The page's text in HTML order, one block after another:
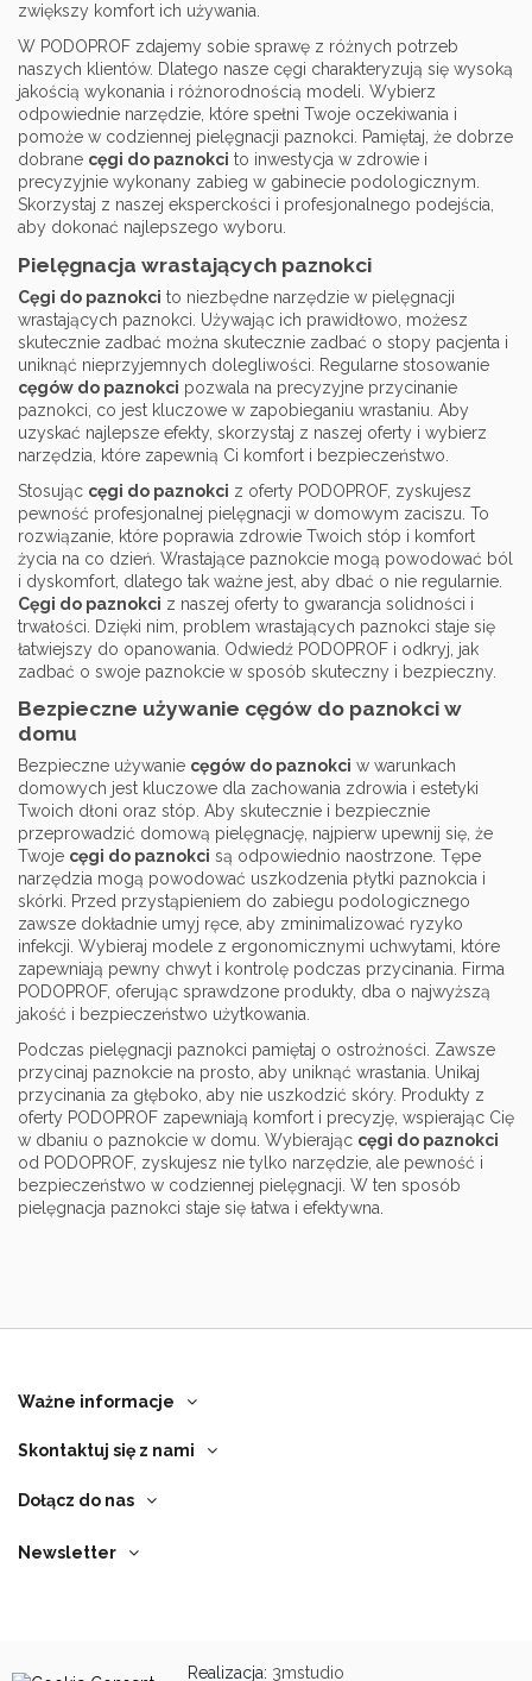
zwiększy komfort ich używania.
W PODOPROF zdajemy sobie sprawę z różnych potrzeb
naszych klientów. Dlatego nasze cęgi charakteryzują się wysoką
jakością wykonania i różnorodnością modeli. Wybierz
odpowiednie narzędzie, które spełni Twoje oczekiwania i
pomoże w codziennej pielęgnacji paznokci. Pamiętaj, że dobrze
dobrane cęgi do paznokci to inwestycja w zdrowie i
precyzyjnie wykonany zabieg w gabinecie podologicznym.
Skorzystaj z naszej eksperckości i profesjonalnego podejścia,
aby dokonać najlepszego wyboru.
Pielęgnacja wrastających paznokci
Cęgi do paznokci to niezbędne narzędzie w pielęgnacji
wrastających paznokci. Używając ich prawidłowo, możesz
skutecznie zadbać można skutecznie zadbać o stopy pacjenta i
uniknąć nieprzyjemnych dolegliwości. Regularne stosowanie
cęgów do paznokci pozwala na precyzyjne przycinanie
paznokci, co jest kluczowe w zapobieganiu wrastaniu. Aby
uzyskać najlepsze efekty, skorzystaj z naszej oferty i wybierz
narzędzia, które zapewnią Ci komfort i bezpieczeństwo.
Stosując cęgi do paznokci z oferty PODOPROF, zyskujesz
pewność profesjonalnej pielęgnacji w domowym zaciszu. To
rozwiązanie, które poprawia zdrowie Twoich stóp i komfort
życia na co dzień. Wrastające paznokcie mogą powodować ból
i dyskomfort, dlatego tak ważne jest, aby dbać o nie regularnie.
Cęgi do paznokci z naszej oferty to gwarancja solidności i
trwałości. Dzięki nim, problem wrastających paznokci staje się
łatwiejszy do opanowania. Odwiedź PODOPROF i odkryj, jak
zadbać o swoje paznokcie w sposób skuteczny i bezpieczny.
Bezpieczne używanie cęgów do paznokci w
domu
Bezpieczne używanie cęgów do paznokci w warunkach
domowych jest kluczowe dla zachowania zdrowia i estetyki
Twoich dłoni oraz stóp. Aby skutecznie i bezpiecznie
przeprowadzić domową pielęgnację, najpierw upewnij się, że
Twoje cęgi do paznokci są odpowiednio naostrzone. Tępe
narzędzia mogą powodować uszkodzenia płytki paznokcia i
skórki. Przed przystąpieniem do zabiegu podologicznego
zawsze dokładnie umyj ręce, aby zminimalizować ryzyko
infekcji. Wybieraj modele z ergonomicznymi uchwytami, które
zapewniają pewny chwyt i kontrolę podczas przycinania. Firma
PODOPROF, oferując sprawdzone produkty, dba o najwyższą
jakość i bezpieczeństwo użytkowania.
Podczas pielęgnacji paznokci pamiętaj o ostrożności. Zawsze
przycinaj paznokcie na prosto, aby uniknąć wrastania. Unikaj
przycinania za głęboko, aby nie uszkodzić skóry. Produkty z
oferty PODOPROF zapewniają komfort i precyzję, wspierając Cię
w dbaniu o paznokcie w domu. Wybierając cęgi do paznokci
od PODOPROF, zyskujesz nie tylko narzędzie, ale pewność i
bezpieczeństwo w codziennej pielęgnacji. W ten sposób
pielęgnacja paznokci staje się łatwa i efektywna.
Ważne informacje
Skontaktuj się z nami
Dołącz do nas
Newsletter
Realizacja: 3mstudio